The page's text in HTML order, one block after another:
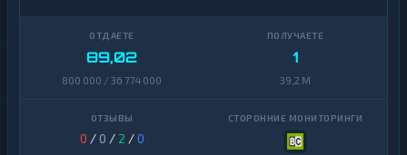
89,02
800 000 / 36 774 000
1
39,2 M
0 / 0 / 2 /0